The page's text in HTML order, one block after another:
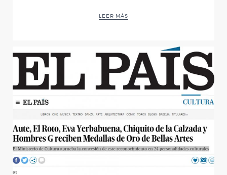
D´MADRUGÁ
CUENTOS DE
AZÚCAR
CARNE Y HUESO
YERBAGÜENA
LEER MÁS